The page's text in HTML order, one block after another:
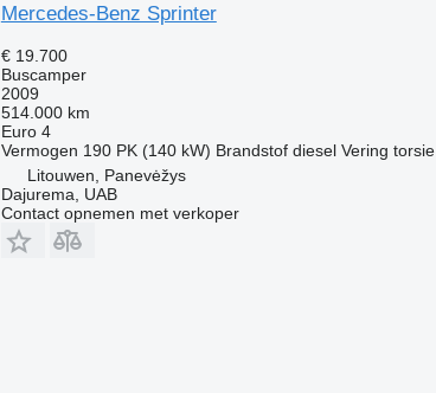
Mercedes-Benz Sprinter
€ 19.700
Buscamper
2009
514.000 km
Euro 4
Vermogen 190 PK (140 kW) Brandstof diesel Vering torsie
Litouwen, Panevėžys
Dajurema, UAB
Contact opnemen met verkoper